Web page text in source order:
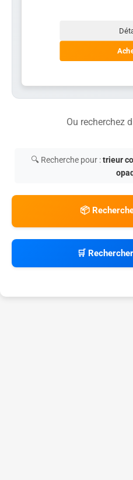
Ou recherchez
🔍 Recherche pour :trieur
📦
🛒